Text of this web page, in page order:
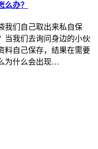
么办？
我们自己取出来私自保
当我们去询问身边的小伙
料自己保存，结果在需要
为什么会出现…